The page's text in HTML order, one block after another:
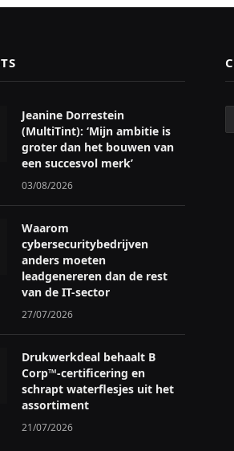
Jeanine Dorrestein
(MultiTint): ‘Mijn ambitie is
groter dan het bouwen van
een succesvol merk’
03/08/2026
Waarom
cybersecuritybedrijven
anders moeten
leadgenereren dan de rest
van de IT-sector
27/07/2026
Drukwerkdeal behaalt B
Corp™-certificering en
schrapt waterflesjes uit het
assortiment
21/07/2026